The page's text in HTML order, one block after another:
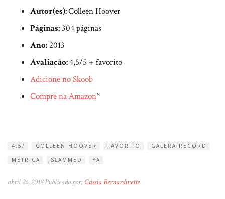
Autor(es):Colleen Hoover
Páginas:304 páginas
Ano: 2013
Avaliação:4,5/5 + favorito
Adicione no Skoob
Compre na Amazon*
4.5/ COLLEEN HOOVER FAVORITO
GALERA RECORD
MÉTRICA
SLAMMED YA
abril 26, 2018 Publicado por: Cássia Bernardinette